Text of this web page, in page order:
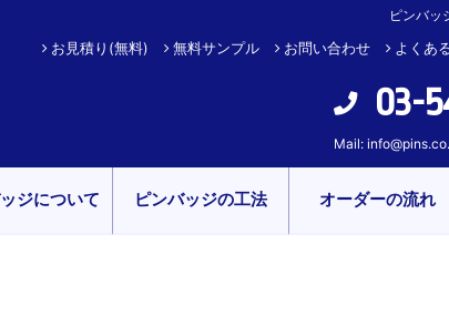
ピンバッ
お見積り(無料) 無料サンプル お問い合わせ よくあ
03-
Mail:
ジについて ピンバッジの工法 オーダーの流れ